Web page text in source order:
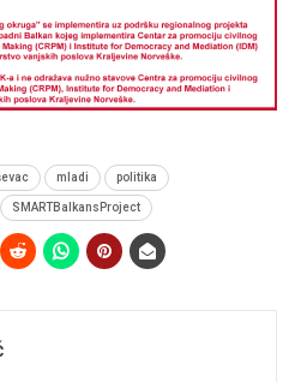
mladi politika
SMARTBalkansProject